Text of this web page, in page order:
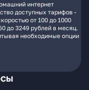
интернет
доступных тарифов -
от 100 до 1000
до 3249 рублей в месяц.
необходимые опции